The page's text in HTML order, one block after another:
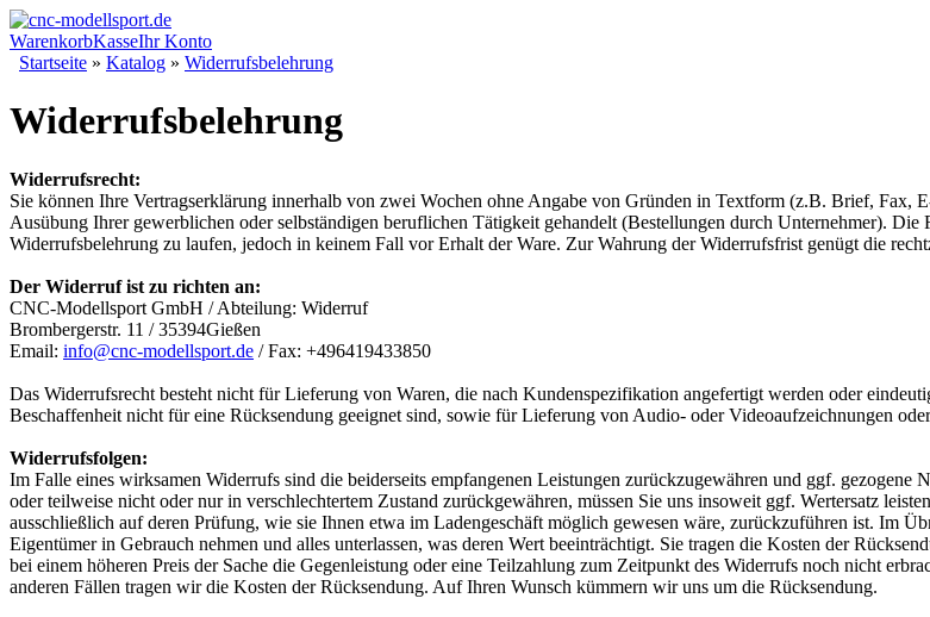
WarenkorbKasseIhr Konto
Startseite » Katalog » Widerrufsbelehrung
Widerrufsbelehrung
Widerrufsrecht:
Sie können Ihre Vertragserklärung innerhalb von zwei Wochen ohne Angabe von Gründen in Textform (z.B. Brief, Fax,
Ausübung Ihrer gewerblichen oder selbständigen beruflichen Tätigkeit gehandelt (Bestellungen durch Unternehmer).
Widerrufsbelehrung zu laufen, jedoch in keinem Fall vor Erhalt der Ware. Zur Wahrung der Widerrufsfrist genügt die
Der Widerruf ist zu richten an:
CNC-Modellsport GmbH / Abteilung: Widerruf
Brombergerstr. 11 / 35394Gießen
Email: info@cnc-modellsport.de / Fax: +496419433850
Das Widerrufsrecht besteht nicht für Lieferung von Waren, die nach Kundenspezifikation angefertigt werden oder
Beschaffenheit nicht für eine Rücksendung geeignet sind, sowie für Lieferung von Audio- oder Videoaufzeichnungen
Widerrufsfolgen:
Im Falle eines wirksamen Widerrufs sind die beiderseits empfangenen Leistungen zurückzugewähren und ggf.
oder teilweise nicht oder nur in verschlechtertem Zustand zurückgewähren, müssen Sie uns insoweit ggf. Wertersatz
ausschließlich auf deren Prüfung, wie sie Ihnen etwa im Ladengeschäft möglich gewesen wäre, zurückzuführen ist. Im
Eigentümer in Gebrauch nehmen und alles unterlassen, was deren Wert beeinträchtigt. Sie tragen die Kosten der
bei einem höheren Preis der Sache die Gegenleistung oder eine Teilzahlung zum Zeitpunkt des Widerrufs noch nicht
anderen Fällen tragen wir die Kosten der Rücksendung. Auf Ihren Wunsch kümmern wir uns um die Rücksendung.